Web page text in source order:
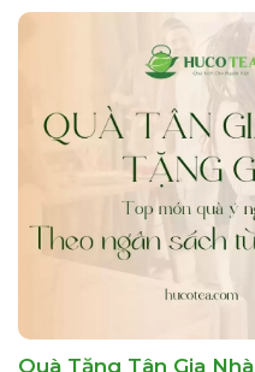
Quà Tặng Tân Gia